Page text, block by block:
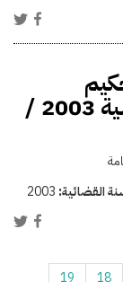
واختبارات القطن للسنة المالية 2003 /
القضائية: 2003
18
19